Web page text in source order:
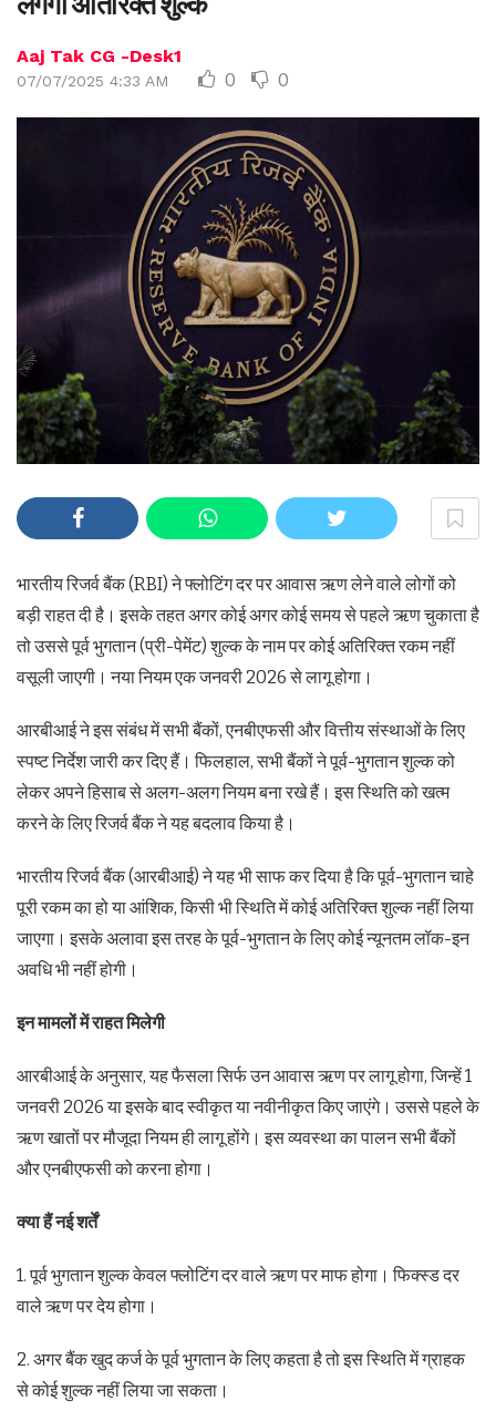
Aaj Tak CG -Desk1
07/07/2025 4:33 AM 0 0
भारतीय रिजर्व बैंक (RBI) ने फ्लोटिंग दर पर आवास ऋण लेने वाले लोगों को
बड़ी राहत दी है। इसके तहत अगर कोई अगर कोई समय से पहले ऋण चुकाता है
तो उससे पूर्व भुगतान (प्री-पेमेंट) शुल्क के नाम पर कोई अतिरिक्त रकम नहीं
वसूली जाएगी। नया नियम एक जनवरी 2026 से लागू होगा।
आरबीआई ने इस संबंध में सभी बैंकों, एनबीएफसी और वित्तीय संस्थाओं के लिए
स्पष्ट निर्देश जारी कर दिए हैं। फिलहाल, सभी बैंकों ने पूर्व-भुगतान शुल्क को
लेकर अपने हिसाब से अलग-अलग नियम बना रखे हैं। इस स्थिति को खत्म
करने के लिए रिजर्व बैंक ने यह बदलाव किया है।
भारतीय रिजर्व बैंक (आरबीआई) ने यह भी साफ कर दिया है कि पूर्व-भुगतान चाहे
पूरी रकम का हो या आंशिक, किसी भी स्थिति में कोई अतिरिक्त शुल्क नहीं लिया
जाएगा। इसके अलावा इस तरह के पूर्व-भुगतान के लिए कोई न्यूनतम लॉक-इन
अ‌वधि भी नहीं होगी।
इन मामलों में राहत मिलेगी
आरबीआई के अनुसार, यह फैसला सिर्फ उन आवास ऋण पर लागू होगा, जिन्हें 1
जनवरी 2026 या इसके बाद स्वीकृत या नवीनीकृत किए जाएंगे। उससे पहले के
ऋण खातों पर मौजूदा नियम ही लागू होंगे। इस व्यवस्था का पालन सभी बैंकों
और एनबीएफसी को करना होगा।
क्या हैं नई शर्तें
1. पूर्व भुगतान शुल्क केवल फ्लोटिंग दर वाले ऋण पर माफ होगा। फिक्स्ड दर
वाले ऋण पर देय होगा।
2. अगर बैंक खुद कर्ज के पूर्व भुगतान के लिए कहता है तो इस स्थिति में ग्राहक
से कोई शुल्क नहीं लिया जा सकता।